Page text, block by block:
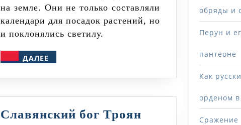
на земле. Они не только составляли
календари для посадок растений, но
и поклонялись светилу.
ДАЛЕЕ
Славянский бог ТроянСлавянский
обряды и
Перун и
пантеоне
Как
орденом в
Сражение